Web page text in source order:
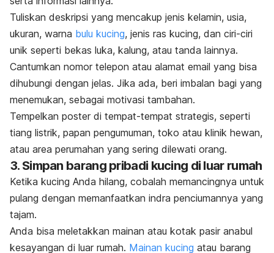
Tuliskan deskripsi yang mencakup jenis kelamin, usia,
ukuran, warna bulu kucing, jenis ras kucing, dan ciri-ciri
unik seperti bekas luka, kalung, atau tanda lainnya.
Cantumkan nomor telepon atau alamat email yang bisa
dihubungi dengan jelas. Jika ada, beri imbalan bagi yang
menemukan, sebagai motivasi tambahan.
Tempelkan poster di tempat-tempat strategis, seperti
tiang listrik, papan pengumuman, toko atau klinik hewan,
atau area perumahan yang sering dilewati orang.
3. Simpan barang pribadi kucing di luar rumah
Ketika kucing Anda hilang, cobalah memancingnya untuk
pulang dengan memanfaatkan indra penciumannya yang
tajam.
Anda bisa meletakkan mainan atau kotak pasir anabul
kesayangan di luar rumah. Mainan kucing atau barang